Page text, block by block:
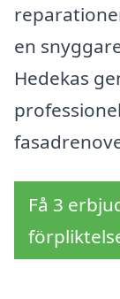
en
Hedekas
Få 3